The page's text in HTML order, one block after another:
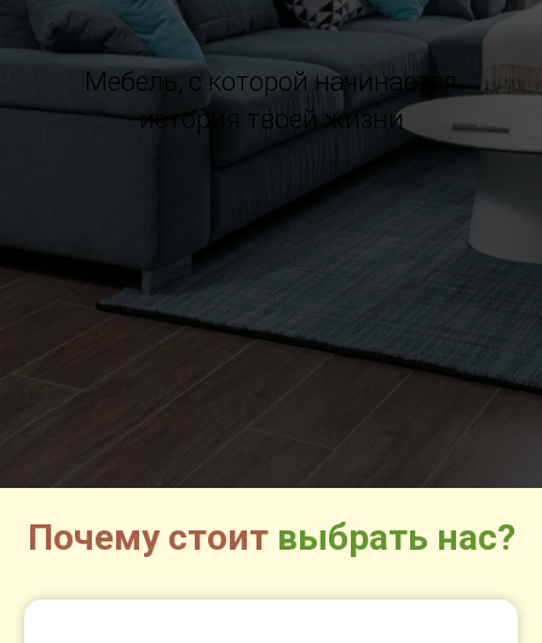
Мебель, с которой начинается
история твоей жизни
Почему стоит выбрать нас?